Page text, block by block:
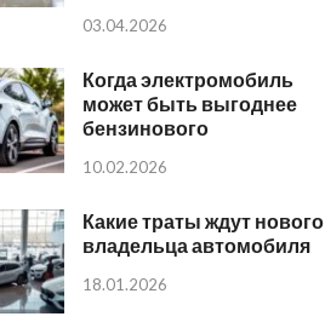
03.04.2026
Когда электромобиль
может быть выгоднее
бензинового
10.02.2026
Какие траты ждут нового
владельца автомобиля
18.01.2026